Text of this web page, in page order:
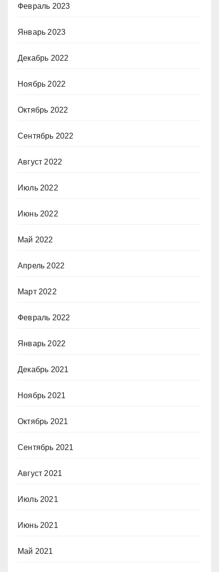
Февраль 2023
Январь 2023
Декабрь 2022
Ноябрь 2022
Октябрь 2022
Сентябрь 2022
Август 2022
Июль 2022
Июнь 2022
Май 2022
Апрель 2022
Март 2022
Февраль 2022
Январь 2022
Декабрь 2021
Ноябрь 2021
Октябрь 2021
Сентябрь 2021
Август 2021
Июль 2021
Июнь 2021
Май 2021